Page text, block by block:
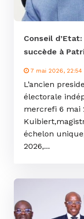
Conseil
succède à
7 mai 2026, 22:54
L’ancien
électorale
mercrefi 6 mai
échelon
2026,...